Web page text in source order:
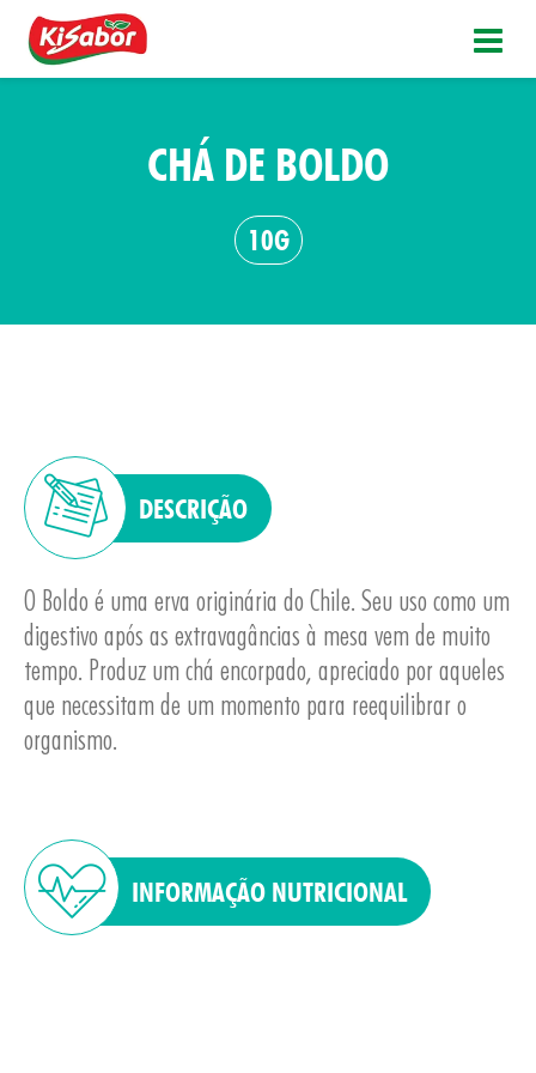
CHÁ DE BOLDO
10G
DESCRIÇÃO
O Boldo é uma erva originária do Chile. Seu uso como um
digestivo após as extravagâncias à mesa vem de muito
tempo. Produz um chá encorpado, apreciado por aqueles
que necessitam de um momento para reequilibrar o
organismo.
INFORMAÇÃO NUTRICIONAL